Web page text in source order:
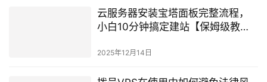
福建服务器租用_托管_云服务器_厦
门拨号 VPS_动态 IP_厦门代理 IP
2026年3月16日
云服务器安装宝塔面板完整流程，